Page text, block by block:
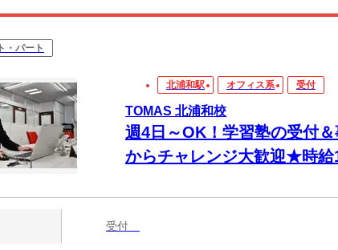
・パート
北浦和駅 オフィス系 受付
TOMAS 北浦和校
週4日～OK！学習塾の受付
からチャレンジ大歓迎★時給
受付